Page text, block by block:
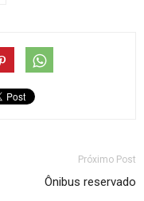
Próximo Post
Ônibus reservado